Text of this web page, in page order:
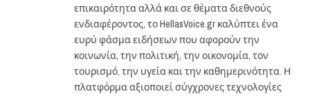
επικαιρότητα αλλά και σε θέματα διεθνούς
ενδιαφέροντος, το HellasVoice.gr καλύπτει ένα
ευρύ φάσμα ειδήσεων που αφορούν την
κοινωνία, την πολιτική, την οικονομία, τον
τουρισμό, την υγεία και την καθημερινότητα. Η
πλατφόρμα αξιοποιεί σύγχρονες τεχνολογίες